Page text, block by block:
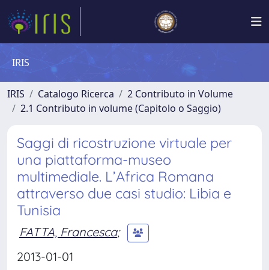
IRIS
IRIS Catalogo Ricerca
2 Contributo in Volume
2.1 Contributo in volume (Capitolo o Saggio)
Saggi di ricostruzione virtuale per
una piattaforma-museo
multimediale. L’Africa Romana
attraverso due casi studio: Libia e
Tunisia
FATTA, Francesca;
2013-01-01